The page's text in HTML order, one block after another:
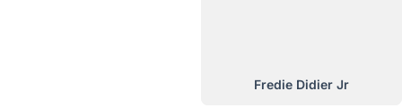
Fredie Didier Jr